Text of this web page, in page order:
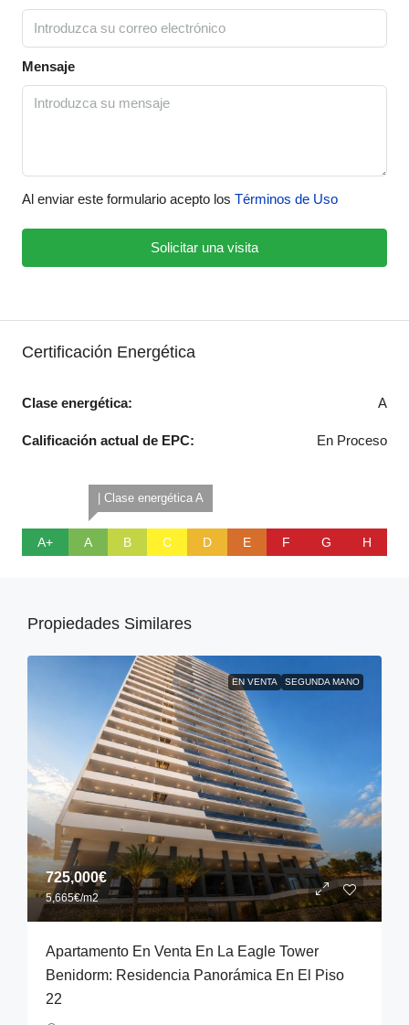
Mensaje
Al enviar este formulario acepto los Términos de Uso
Solicitar una visita
Certificación Energética
Clase energética: A
Calificación actual de EPC: En Proceso
A+
| Clase energética A
A B C D E F G H
Propiedades Similares
EN VENTA SEGUNDA MANO
725,000€
5,665€/m2
Apartamento En Venta En La Eagle Tower
Benidorm: Residencia Panorámica En El Piso
22